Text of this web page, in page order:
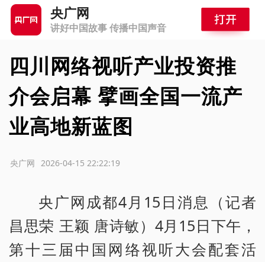
央广网
讲好中国故事 传播中国声音
四川网络视听产业投资推
介会启幕 擘画全国一流产
业高地新蓝图
2026-04-15 22:22:19
央广网
央广网成都4月15日消息（记者
昌思荣 王颖 唐诗敏）4月15日下午，
第十三届中国网络视听大会配套活